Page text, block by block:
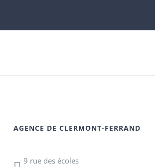
AGENCE DE CLERMONT-FERRAND
9 rue des écoles